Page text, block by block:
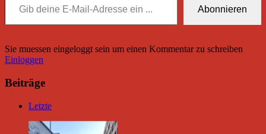
Abonnieren
Sie muessen eingeloggt sein um einen Kommentar zu schreiben
Einloggen
Beiträge
Letzte